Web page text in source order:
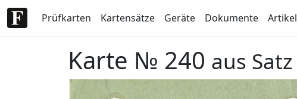
Prüfkarten Kartensätze Geräte Dokumente Artikel
Karte № 240 aus Satz